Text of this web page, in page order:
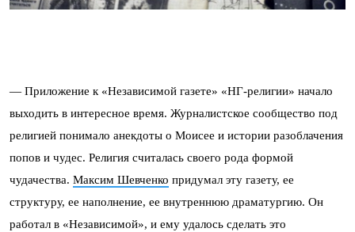
— Приложение к «Независимой газете» «НГ-религии» начало
выходить в интересное время. Журналистское сообщество под
религией понимало анекдоты о Моисее и истории разоблачения
попов и чудес. Религия считалась своего рода формой
чудачества. Максим Шевченко придумал эту газету, ее
структуру, ее наполнение, ее внутреннюю драматургию. Он
работал в «Независимой», и ему удалось сделать это